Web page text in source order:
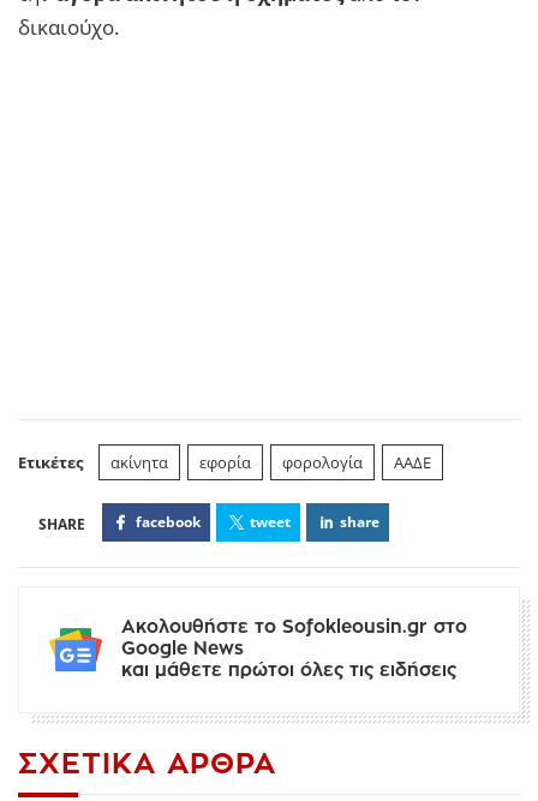
δικαιούχο.
Ετικέτες ακίνητα εφορία φορολογία ΑΑΔΕ
facebook tweet share
Ακολουθήστε το Sofokleousin.gr στο
Google News
και μάθετε πρώτοι όλες τις ειδήσεις
ΣΧΕΤΙΚΆ ΆΡΘΡΑ